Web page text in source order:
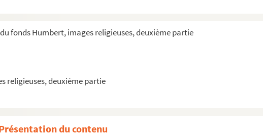
fonds Humbert, images religieuses, deuxième partie
religieuses, deuxième partie
du contenu